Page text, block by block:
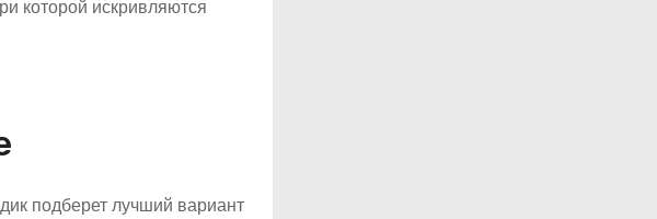
которой искривляются
подберет лучший вариант